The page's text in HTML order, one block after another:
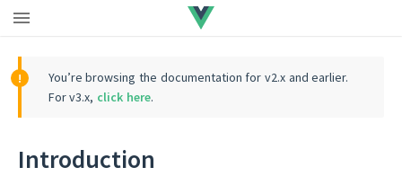
You’re browsing the documentation for v2.x and earlier.
For v3.x, click here.
Introduction